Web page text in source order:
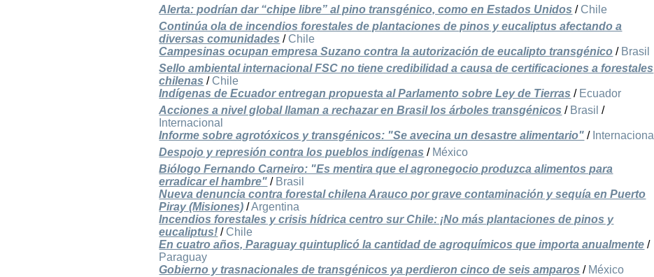
Alerta: podrían dar “chipe libre” al pino transgénico, como en Estados Unidos / Chile
Continúa ola de incendios forestales de plantaciones de pinos y eucaliptus afectando a
diversas comunidades / Chile
Campesinas ocupan empresa Suzano contra la autorización de eucalipto transgénico / Brasil
Sello ambiental internacional FSC no tiene credibilidad a causa de certificaciones a forestales
chilenas / Chile
Indígenas de Ecuador entregan propuesta al Parlamento sobre Ley de Tierras / Ecuador
Acciones a nivel global llaman a rechazar en Brasil los árboles transgénicos / Brasil /
Internacional
Informe sobre agrotóxicos y transgénicos: "Se avecina un desastre alimentario" / Internacional
Despojo y represión contra los pueblos indígenas / México
Biólogo Fernando Carneiro: "Es mentira que el agronegocio produzca alimentos para
erradicar el hambre" / Brasil
Nueva denuncia contra forestal chilena Arauco por grave contaminación y sequía en Puerto
Piray (Misiones) /Argentina
Incendios forestales y crisis hídrica centro sur Chile: ¡No más plantaciones de pinos y
eucaliptus! / Chile
En cuatro años, Paraguay quintuplicó la cantidad de agroquímicos que importa anualmente /
Paraguay
Gobierno y trasnacionales de transgénicos ya perdieron cinco de seis amparos / México